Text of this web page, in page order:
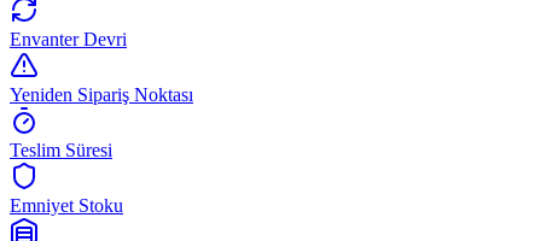
Envanter Devri
Yeniden Sipariş Noktası
Teslim Süresi
Emniyet Stoku